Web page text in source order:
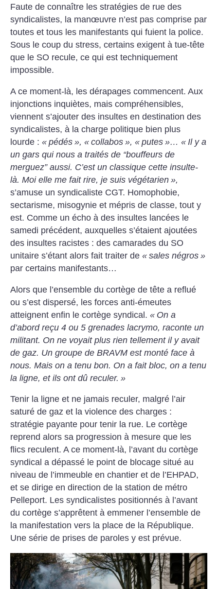
Faute de connaître les stratégies de rue des
syndicalistes, la manœuvre n’est pas comprise par
toutes et tous les manifestants qui fuient la police.
Sous le coup du stress, certains exigent à tue-tête
que le SO recule, ce qui est techniquement
impossible.
A ce moment-là, les dérapages commencent. Aux
injonctions inquiètes, mais compréhensibles,
viennent s’ajouter des insultes en destination des
syndicalistes, à la charge politique bien plus
lourde :« pédés », « collabos », « putes »… « Il y a
un gars qui nous a traités de “bouffeurs de
merguez” aussi. C’est un classique cette insulte-
là. Moi elle me fait rire, je suis végétarien »,
s’amuse un syndicaliste CGT. Homophobie,
sectarisme, misogynie et mépris de classe, tout y
est. Comme un écho à des insultes lancées le
samedi précédent, auxquelles s’étaient ajoutées
des insultes racistes : des camarades du SO
unitaire s’étant alors fait traiter de« sales négros »
par certains manifestants…
Alors que l’ensemble du cortège de tête a reflué
ou s’est dispersé, les forces anti-émeutes
atteignent enfin le cortège syndical.« On a
d’abord reçu 4 ou 5 grenades lacrymo, raconte un
militant. On ne voyait plus rien tellement il y avait
de gaz. Un groupe de BRAVM est monté face à
nous. Mais on a tenu bon. On a fait bloc, on a tenu
la ligne, et ils ont dû reculer. »
Tenir la ligne et ne jamais reculer, malgré l’air
saturé de gaz et la violence des charges :
stratégie payante pour tenir la rue. Le cortège
reprend alors sa progression à mesure que les
flics reculent. A ce moment-là, l’avant du cortège
syndical a dépassé le point de blocage situé au
niveau de l’immeuble en chantier et de l’EHPAD,
et se dirige en direction de la station de métro
Pelleport. Les syndicalistes positionnés à l’avant
du cortège s’apprêtent à emmener l’ensemble de
la manifestation vers la place de la République.
Une série de prises de paroles y est prévue.